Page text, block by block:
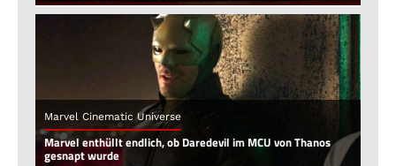
Marvel Cinematic Universe
Marvel enthüllt endlich, ob Daredevil im MCU von Thanos
gesnapt wurde